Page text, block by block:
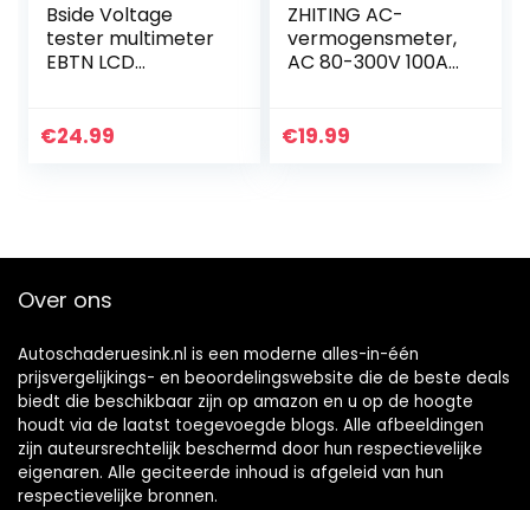
Bside Voltage
tester multimeter
EBTN LCD
tector met
€24.99
ZHITING AC-
vermogensmeter,
AC 80-300V 100A
kleurenscherm,
€19.99
Over ons
Autoschaderuesink.nl is een moderne alles-in-één
prijsvergelijkings- en beoordelingswebsite die de beste deals
biedt die beschikbaar zijn op amazon en u op de hoogte
houdt via de laatst toegevoegde blogs. Alle afbeeldingen
zijn auteursrechtelijk beschermd door hun respectievelijke
eigenaren. Alle geciteerde inhoud is afgeleid van hun
respectievelijke bronnen.